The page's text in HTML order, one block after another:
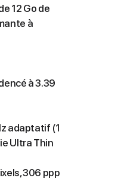
12 Go de
à
à 3.39
adaptatif (1
Ultra Thin
306 ppp